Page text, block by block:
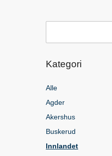
Kategori
Alle
Agder
Akershus
Buskerud
Innlandet